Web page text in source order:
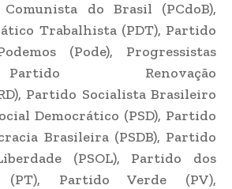
do Brasil (PCdoB),
Trabalhista (PDT), Partido
(Pode), Progressistas
Renovação
Partido Socialista Brasileiro
Democrático (PSD), Partido
Brasileira (PSDB), Partido
(PSOL), Partido dos
(PT), Partido Verde (PV),